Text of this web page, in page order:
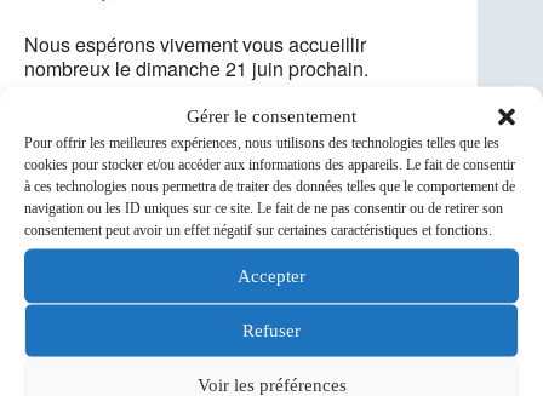
Gérer le consentement
Pour offrir les meilleures expériences, nous utilisons des technologies telles que les
cookies pour stocker et/ou accéder aux informations des appareils. Le fait de consentir
à ces technologies nous permettra de traiter des données telles que le comportement de
navigation ou les ID uniques sur ce site. Le fait de ne pas consentir ou de retirer son
consentement peut avoir un effet négatif sur certaines caractéristiques et fonctions.
Accepter
Refuser
Voir les préférences
Nous espérons vivement vous accueillir
nombreux le dimanche 21 juin prochain.
Le bureau du CCVC